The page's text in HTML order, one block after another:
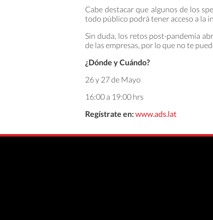
Cabe destacar que algunos de los
todo público podrá tener acceso a la
Sin duda, los retos post-pandemia
de las empresas, por lo que no te
¿Dónde y Cuándo?
26 y 27 de Mayo
16:00 a 19:00 hrs
Regístrate en:www.ads.lat